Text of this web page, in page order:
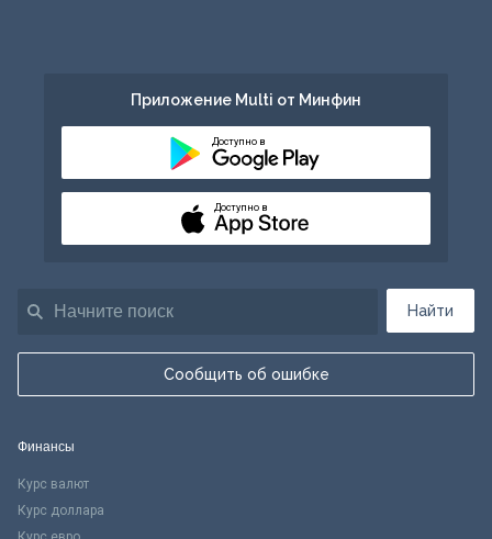
Найти
Сообщить об ошибке
Приложение Multi от Минфин
Доступно в
Доступно в
Финансы
Курс валют
Курс доллара